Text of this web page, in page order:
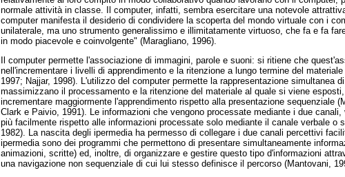
normale attività in classe. Il computer, infatti, sembra esercitare una notevole
computer manifesta il desiderio di condividere la scoperta del mondo virtuale con i
unilaterale, ma uno strumento generalissimo e illimitatamente virtuoso, che fa e fa
in modo piacevole e coinvolgente" (Maragliano, 1996).
Il computer permette l'associazione di immagini, parole e suoni: si ritiene che
nell'incrementare i livelli di apprendimento e la ritenzione a lungo termine del
1997; Najjar, 1998). L'utilizzo del computer permette la rappresentazione simultanea
massimizzano il processamento e la ritenzione del materiale al quale si viene
incrementare maggiormente l'apprendimento rispetto alla presentazione sequenziale
Clark e Paivio, 1991). Le informazioni che vengono processate mediante i due
più facilmente rispetto alle informazioni processate solo mediante il canale verbale o
1982). La nascita degli ipermedia ha permesso di collegare i due canali percettivi
ipermedia sono dei programmi che permettono di presentare simultaneamente
animazioni, scritte) ed, inoltre, di organizzare e gestire questo tipo d'informazioni
una navigazione non sequenziale di cui lui stesso definisce il percorso (Mantovani,